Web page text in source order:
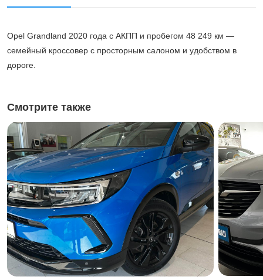
Opel Grandland 2020 года с АКПП и пробегом 48 249 км —
семейный кроссовер с просторным салоном и удобством в
дороге.
Смотрите также